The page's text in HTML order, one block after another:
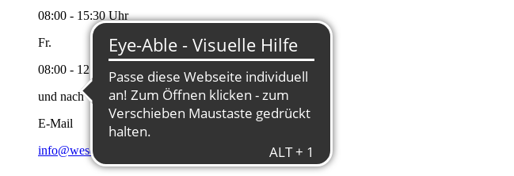
08:00 - 15:30 Uhr
Fr.
08:00 - 12:00 Uhr
und nach Vereinbarung
E-Mail
info@wesermarsch.de